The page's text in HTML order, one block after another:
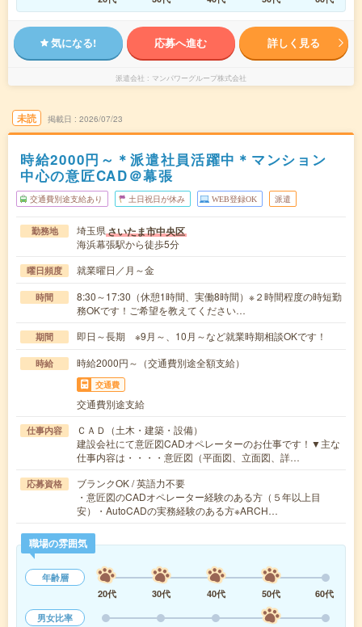
気になる! 応募へ進む 詳しく見る
派遣会社 マンパワーグループ株式会社
未読 掲載日 2026/07/23
時給2000円～＊派遣社員活躍中＊マンション
中心の意匠CAD＠幕張
交通費別途支給あり 土日祝日が休み WEB登録OK 派遣
勤務地 埼玉県さいたま市中央区
海浜幕張駅から徒歩5分
曜日頻度 就業曜日／月～金
時間
8:30～17:30（休憩1時間、実働8時間）※２時間程度の時短勤
務OKです！ご希望を教えてください…
期間 即日～長期 ※9月～、10月～など就業時期相談OKです！
時給 時給2000円～（交通費別途全額支給）
交通費
交通費別途支給
仕事内容
ＣＡＤ（土木・建築・設備）
建設会社にて意匠図CADオペレーターのお仕事です！▼主な
仕事内容は・・・・意匠図（平面図、立面図、詳…
応募資格
ブランクOK / 英語力不要
・意匠図のCADオペレーター経験のある方（５年以上目
安）・AutoCADの実務経験のある方※ARCH…
職場の雰囲気
年齢層
20代
30代 40代 50代
60代
男女比率